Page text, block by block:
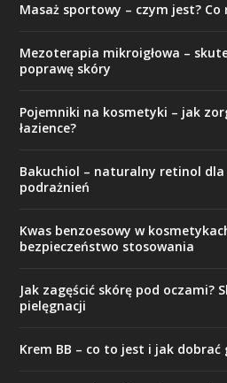
Masaż sportowy – czym jest? Co
Mezoterapia mikroigłowa –
poprawę skóry
Pojemniki na kosmetyki – jak
łazience?
Bakuchiol – naturalny retinol dla
podrażnień
Kwas benzoesowy w
bezpieczeństwo stosowania
Jak zagęścić skórę pod oczami?
pielęgnacji
Krem BB – co to jest i jak